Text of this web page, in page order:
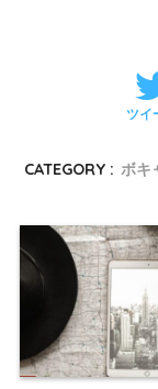
ツイ
CATEGORY : ボキ